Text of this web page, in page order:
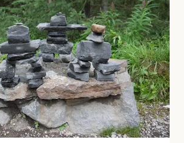
IHRE
GEHEIMEN
BOTSCHAFTEN
–
WAS
INDIGENE
VÖLKER
WIRKLICH
LEHRTEN